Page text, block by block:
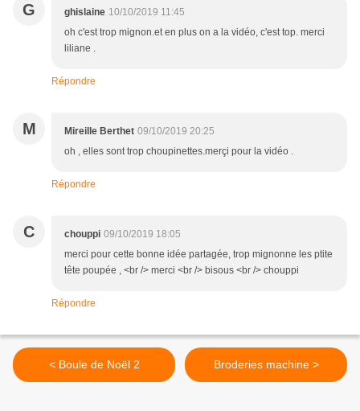
G ghislaine 10/10/2019 11:45
oh c'est trop mignon.et en plus on a la vidéo, c'est top. merci
liliane .
Répondre
M Mireille Berthet 09/10/2019 20:25
oh , elles sont trop choupinettes.merçi pour la vidéo .
Répondre
C chouppi 09/10/2019 18:05
merci pour cette bonne idée partagée, trop mignonne les ptite
tête poupée , <br /> merci <br /> bisous <br /> chouppi
Répondre
< Boule de Noël 2 Broderies machine >